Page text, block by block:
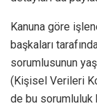
Kanuna göre
başkaları
sorumlusunun
(Kişisel Verileri
de bu sorumluluk